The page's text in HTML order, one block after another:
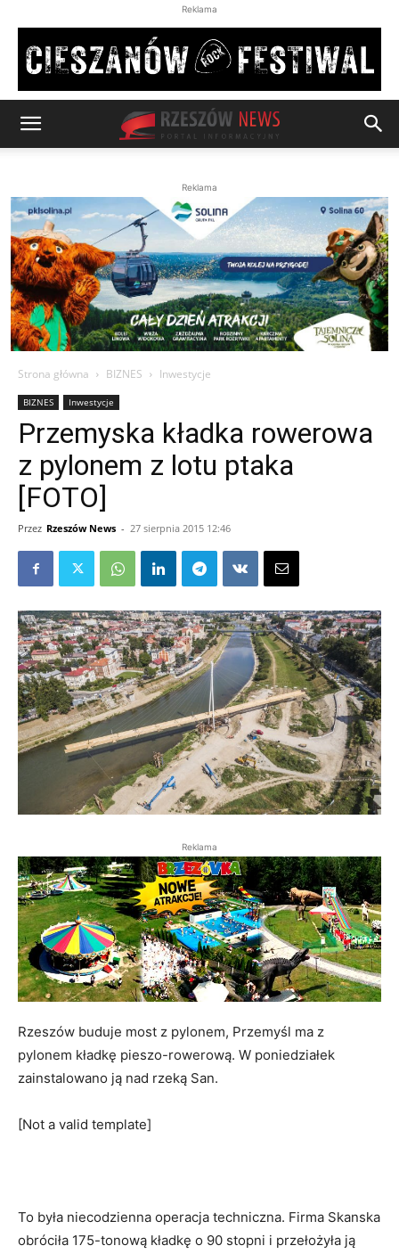
Reklama
Reklama
Strona główna BIZNES Inwestycje
BIZNES Inwestycje
Przemyska kładka rowerowa
z pylonem z lotu ptaka
[FOTO]
Przez Rzeszów News - 27 sierpnia 2015 12:46
Reklama
Rzeszów buduje most z pylonem, Przemyśl ma z
pylonem kładkę pieszo-rowerową. W poniedziałek
zainstalowano ją nad rzeką San.
[Not a valid template]
To była niecodzienna operacja techniczna. Firma Skanska
obróciła 175-tonową kładkę o 90 stopni i przełożyła ją